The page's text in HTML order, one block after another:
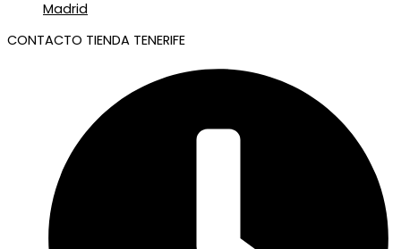
Madrid
CONTACTO TIENDA TENERIFE